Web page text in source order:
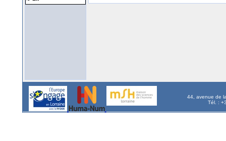
44, avenue de
Tél. :